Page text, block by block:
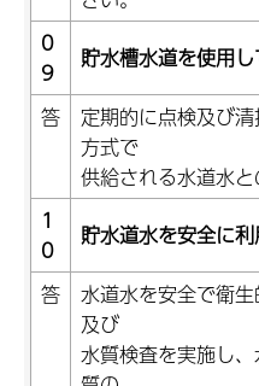
0
9
貯水槽水道を使用
答
定期的に点検及び
方式で
供給される水道水
1
0
貯水道水を安全に
答
水道水を安全で衛
及び
水質検査を実施し